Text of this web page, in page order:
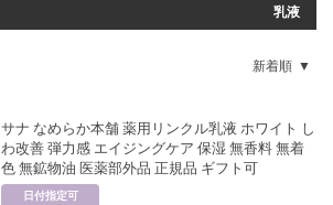
乳液
新着順
サナ なめらか本舗 薬用リンクル乳液 ホワイト し
わ改善 弾力感 エイジングケア 保湿 無香料 無着
色 無鉱物油 医薬部外品 正規品 ギフト可
日付指定可